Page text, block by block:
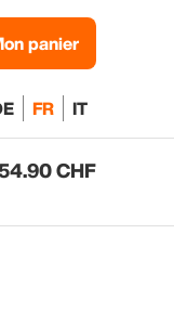
panier
FR IT
CHF